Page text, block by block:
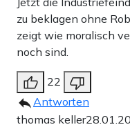
zu beklagen ohne
zeigt wie moralisch
noch sind.
22
Antworten
thomas keller